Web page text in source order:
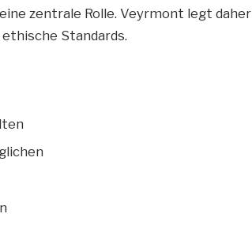
zentrale Rolle. Veyrmont legt daher
Standards.